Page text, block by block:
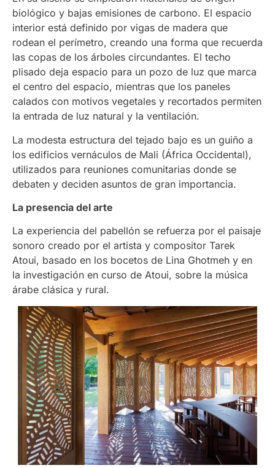
biológico y bajas emisiones de carbono. El espacio
interior está definido por vigas de madera que
rodean el perímetro, creando una forma que recuerda
las copas de los árboles circundantes. El techo
plisado deja espacio para un pozo de luz que marca
el centro del espacio, mientras que los paneles
calados con motivos vegetales y recortados permiten
la entrada de luz natural y la ventilación.
La modesta estructura del tejado bajo es un guiño a
los edificios vernáculos de Mali (África Occidental),
utilizados para reuniones comunitarias donde se
debaten y deciden asuntos de gran importancia.
La presencia del arte
La experiencia del pabellón se refuerza por el paisaje
sonoro creado por el artista y compositor Tarek
Atoui, basado en los bocetos de Lina Ghotmeh y en
la investigación en curso de Atoui, sobre la música
árabe clásica y rural.